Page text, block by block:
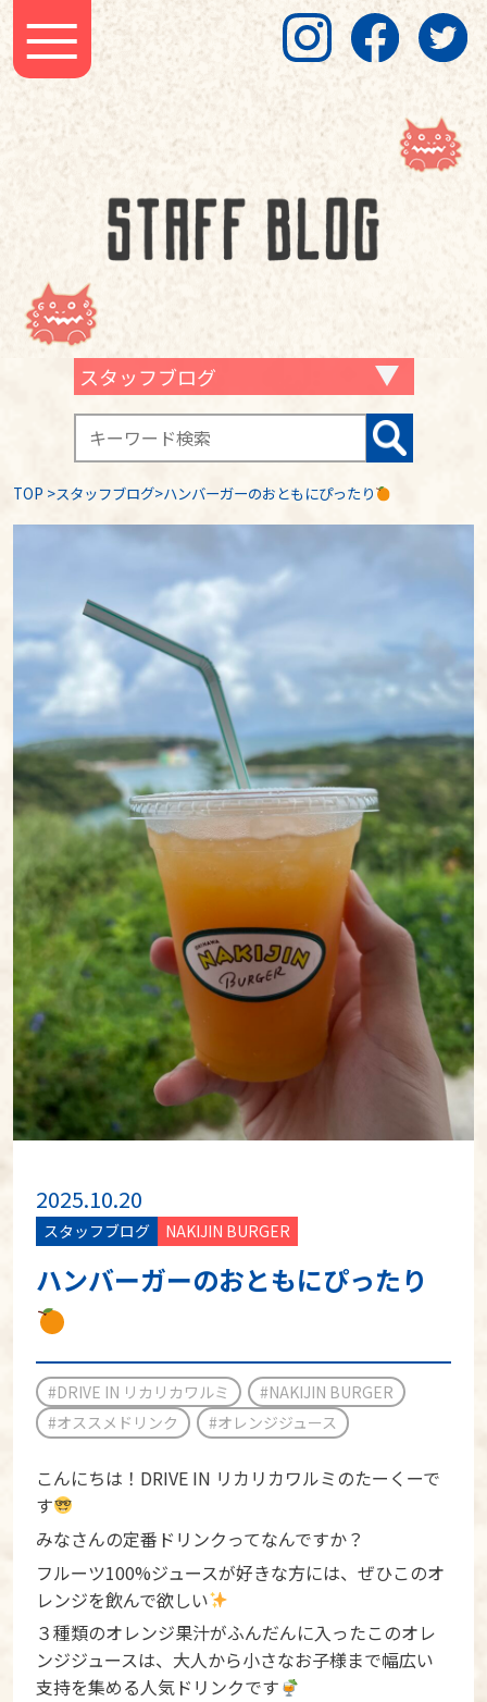
スタッフブログ
TOP >スタッフブログ>ハンバーガーのおともにぴったり
2025.10.20
スタッフブログ NAKIJIN BURGER
ハンバーガーのおともにぴったり
#DRIVE IN リカリカワルミ
#NAKIJIN BURGER
#オススメドリンク
#オレンジジュース
こんにちは！DRIVE IN リカリカワルミのたーくーで
す
みなさんの定番ドリンクってなんですか？
フルーツ100%ジュースが好きな方には、ぜひこのオ
レンジを飲んで欲しい
３種類のオレンジ果汁がふんだんに入ったこのオレ
ンジジュースは、大人から小さなお子様まで幅広い
支持を集める人気ドリンクです